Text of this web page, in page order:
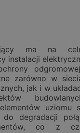
ma na
instalacji
zarówno w
jak i w
uziomu
degradacji
co z